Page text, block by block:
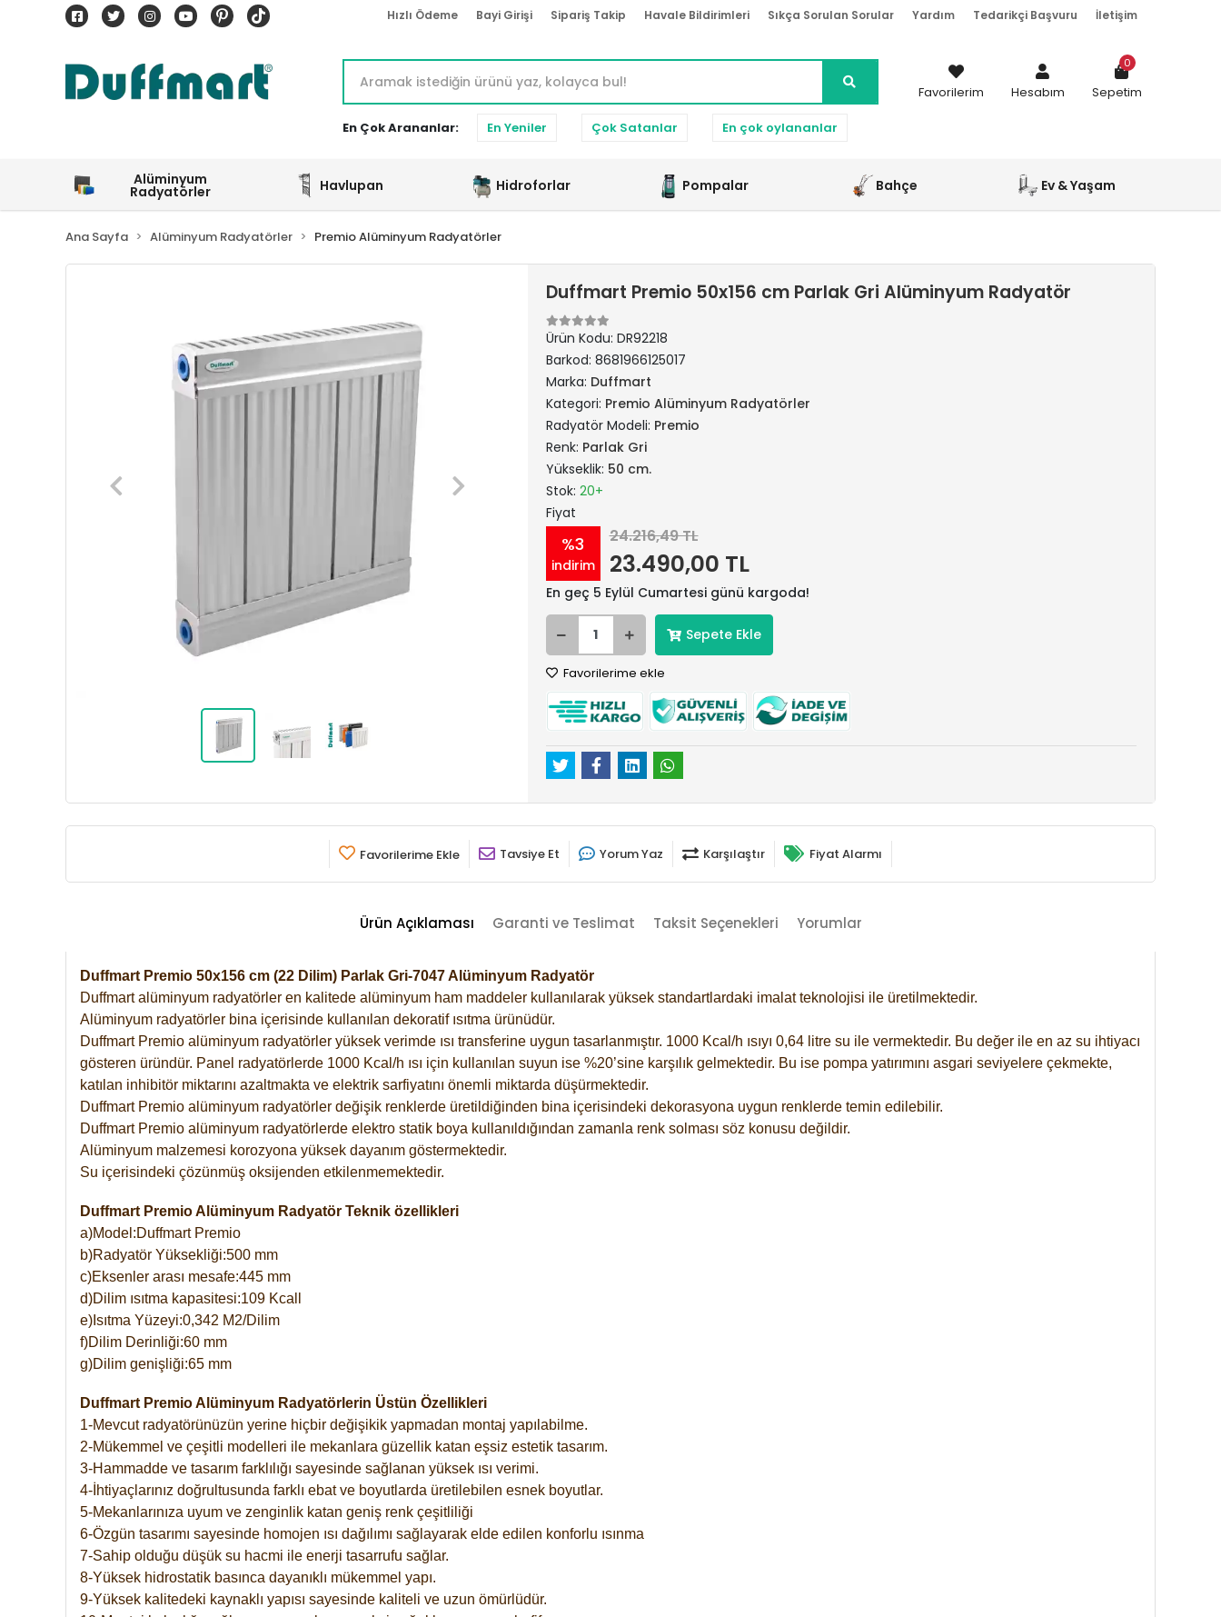
Hızlı Ödeme Bayi Girişi Sipariş Takip Havale Bildirimleri Sıkça Sorulan Sorular Yardım Tedarikçi Başvuru İletişim
En Çok Arananlar: En Yeniler Çok Satanlar En çok oylananlar
Favorilerim Hesabım Sepetim
0
Alüminyum
Radyatörler Havlupan Hidroforlar Pompalar Bahçe Ev & Yaşam
Ana Sayfa Alüminyum Radyatörler Premio Alüminyum Radyatörler
Duffmart Premio 50x156 cm Parlak Gri Alüminyum Radyatör
Ürün Kodu: DR92218
Barkod: 8681966125017
Marka: Duffmart
Kategori: Premio Alüminyum Radyatörler
Radyatör Modeli: Premio
Renk: Parlak Gri
Yükseklik: 50 cm.
Stok: 20+
Fiyat
%3
indirim
24.216,49 TL
23.490,00 TL
En geç 5 Eylül Cumartesi günü kargoda!
Sepete Ekle
Favorilerime ekle
Favorilerime Ekle Tavsiye Et Yorum Yaz Karşılaştır Fiyat Alarmı
Ürün Açıklaması Garanti ve Teslimat Taksit Seçenekleri Yorumlar
Duffmart Premio 50x156 cm (22 Dilim) Parlak Gri-7047 Alüminyum Radyatör
Duffmart alüminyum radyatörler en kalitede alüminyum ham maddeler kullanılarak yüksek standartlardaki imalat teknolojisi ile üretilmektedir.
Alüminyum radyatörler bina içerisinde kullanılan dekoratif ısıtma ürünüdür.
Duffmart Premio alüminyum radyatörler yüksek verimde ısı transferine uygun tasarlanmıştır. 1000 Kcal/h ısıyı 0,64 litre su ile vermektedir. Bu değer ile en az su ihtiyacı
gösteren üründür. Panel radyatörlerde 1000 Kcal/h ısı için kullanılan suyun ise %20’sine karşılık gelmektedir. Bu ise pompa yatırımını asgari seviyelere çekmekte,
katılan inhibitör miktarını azaltmakta ve elektrik sarfiyatını önemli miktarda düşürmektedir.
Duffmart Premio alüminyum radyatörler değişik renklerde üretildiğinden bina içerisindeki dekorasyona uygun renklerde temin edilebilir.
Duffmart Premio alüminyum radyatörlerde elektro statik boya kullanıldığından zamanla renk solması söz konusu değildir.
Alüminyum malzemesi korozyona yüksek dayanım göstermektedir.
Su içerisindeki çözünmüş oksijenden etkilenmemektedir.
Duffmart Premio Alüminyum Radyatör Teknik özellikleri
a)Model:Duffmart Premio
b)Radyatör Yüksekliği:500 mm
c)Eksenler arası mesafe:445 mm
d)Dilim ısıtma kapasitesi:109 Kcall
e)Isıtma Yüzeyi:0,342 M2/Dilim
f)Dilim Derinliği:60 mm
g)Dilim genişliği:65 mm
Duffmart Premio Alüminyum Radyatörlerin Üstün Özellikleri
1-Mevcut radyatörünüzün yerine hiçbir değişikik yapmadan montaj yapılabilme.
2-Mükemmel ve çeşitli modelleri ile mekanlara güzellik katan eşsiz estetik tasarım.
3-Hammadde ve tasarım farklılığı sayesinde sağlanan yüksek ısı verimi.
4-İhtiyaçlarınız doğrultusunda farklı ebat ve boyutlarda üretilebilen esnek boyutlar.
5-Mekanlarınıza uyum ve zenginlik katan geniş renk çeşitliliği
6-Özgün tasarımı sayesinde homojen ısı dağılımı sağlayarak elde edilen konforlu ısınma
7-Sahip olduğu düşük su hacmi ile enerji tasarrufu sağlar.
8-Yüksek hidrostatik basınca dayanıklı mükemmel yapı.
9-Yüksek kalitedeki kaynaklı yapısı sayesinde kaliteli ve uzun ömürlüdür.